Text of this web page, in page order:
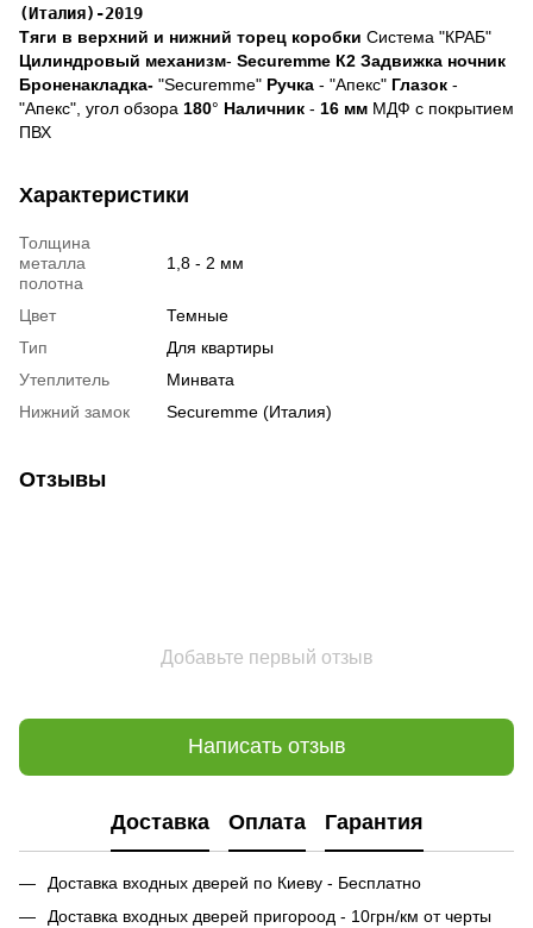
(Италия)-2019
Тяги в верхний и нижний торец коробки Система "КРАБ"
Цилиндровый механизм- Securemme К2 Задвижка ночник
Броненакладка- "Securemme" Ручка - "Апекс" Глазок -
"Апекс", угол обзора 180° Наличник - 16 мм МДФ с покрытием
ПВХ
Характеристики
Толщина
металла
полотна
1,8 - 2 мм
Цвет
Темные
Тип
Для квартиры
Утеплитель
Минвата
Нижний замок
Securemme (Италия)
Отзывы
Добавьте первый отзыв
Написать отзыв
Доставка Оплата Гарантия
Доставка входных дверей по Киеву - Бесплатно
Доставка входных дверей пригороод - 10грн/км от черты